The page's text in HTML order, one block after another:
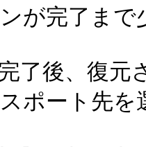
が完了ま
後、復元
ポート先